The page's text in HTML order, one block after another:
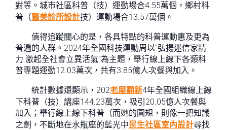
對等。城市社區科普（技）運動場合4.55萬個，鄉村科
普（醫美診所設計技）運動場合13.57萬個。
值得追蹤關心的是，各具特點的科普運動惠及更為
普遍的人群。2024年全國科技運動周以“弘揚迷信家精
力 激起全社會立異活氣”為主題，舉行線上線下各類科
普專題運動12.03萬次，共有3.85億人次餐與加入。
統計數據還顯示，202老屋翻新4年全國組織線上線
下科普（技）講座144.23萬次，吸引20.05億人次餐與
加入；舉行線上線下科普（而她的圓規，則像一把知識
之劍，不斷地在水瓶座的藍光中 民生社區室內設計尋找